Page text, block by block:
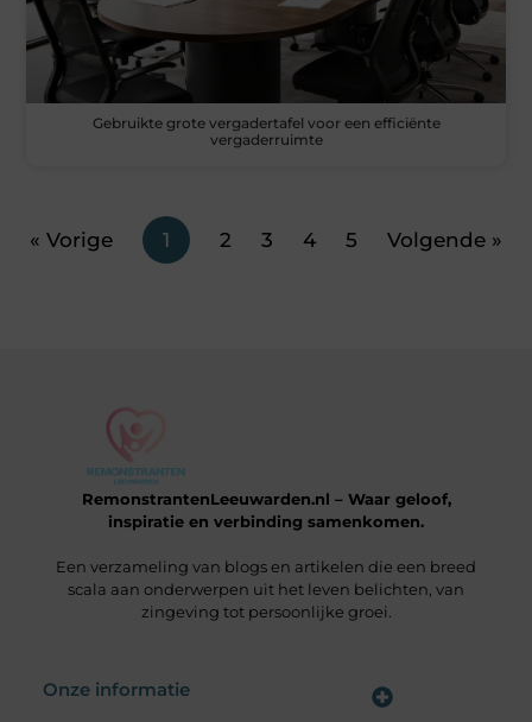
Gebruikte grote vergadertafel voor een efficiënte
vergaderruimte
« Vorige 1 2 3 4 5 Volgende »
RemonstrantenLeeuwarden.nl – Waar geloof,
inspiratie en verbinding samenkomen.
Een verzameling van blogs en artikelen die een breed
scala aan onderwerpen uit het leven belichten, van
zingeving tot persoonlijke groei.
Onze informatie